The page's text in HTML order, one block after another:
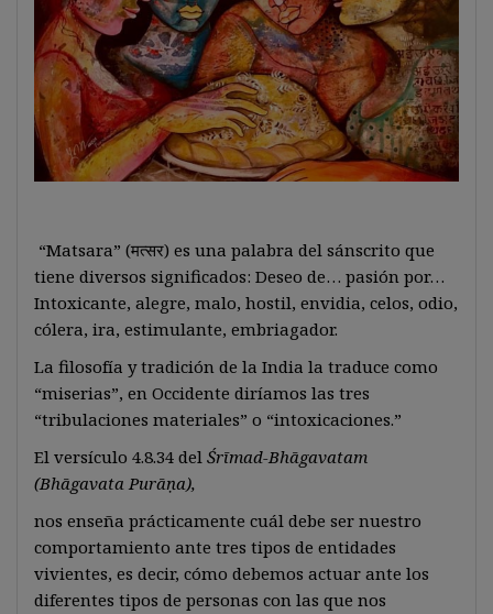
“Matsara” (मत्सर) es una palabra del sánscrito que
tiene diversos significados: Deseo de… pasión por…
Intoxicante, alegre, malo, hostil, envidia, celos, odio,
cólera, ira, estimulante, embriagador.
La filosofía y tradición de la India la traduce como
“miserias”, en Occidente diríamos las tres
“tribulaciones materiales” o “intoxicaciones.”
El versículo 4.8.34 del Śrīmad-Bhāgavatam
(Bhāgavata Purāṇa),
nos enseña prácticamente cuál debe ser nuestro
comportamiento ante tres tipos de entidades
vivientes, es decir, cómo debemos actuar ante los
diferentes tipos de personas con las que nos